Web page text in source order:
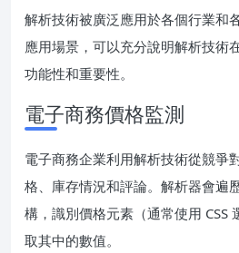
解析技術被廣泛應用於各個行業和
應用場景，可以充分說明解析技術
功能性和重要性。
電子商務價格監測
電子商務企業利用解析技術從競爭
格、庫存情況和評論。解析器會遍
構，識別價格元素（通常使用 CSS
取其中的數值。